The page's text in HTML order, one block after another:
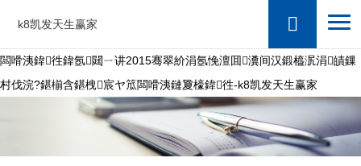
闆嗗洟鍏徃鍏氬閮ㄧ讲2015骞翠紒涓氬悗澶囬瀵间汉鍛橀泦涓皟鏁
村伐浣?鍖椾含鍖栧宸ヤ笟闆嗗洟鏈夐檺鍏徃-k8凯发天生赢家
k8凯发天生赢家